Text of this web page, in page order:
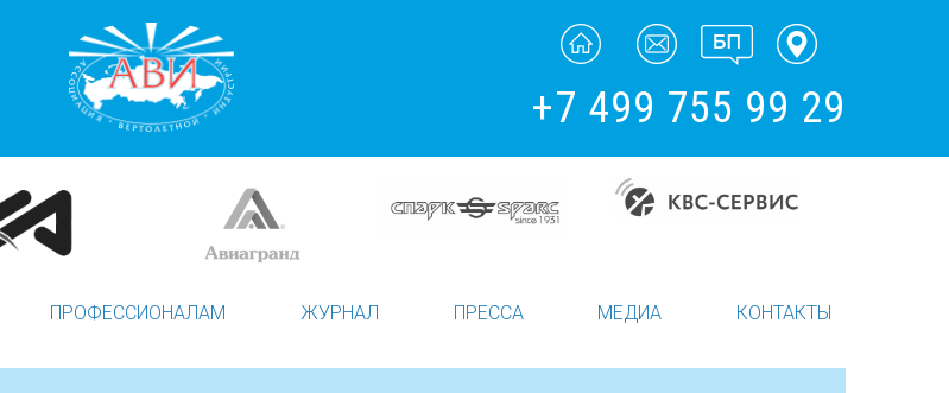
+7 499 755 99 29
ПРОФЕССИОНАЛАМ ЖУРНАЛ ПРЕССА МЕДИА КОНТАКТЫ